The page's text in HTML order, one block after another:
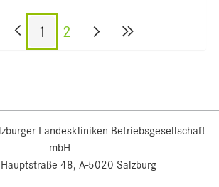
1 2
Landeskliniken Betriebsgesellschaft
mbH
48, A-5020 Salzburg